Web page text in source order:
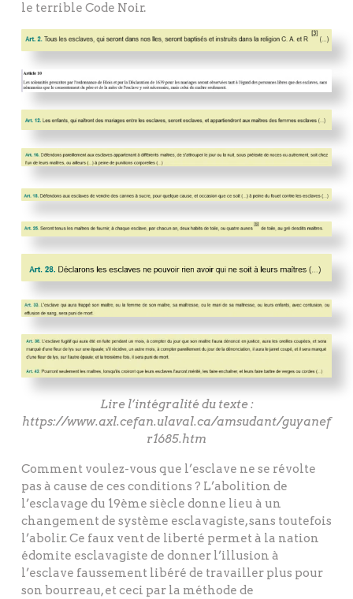
le terrible Code Noir.
Lire l’intégralité du texte :
https://www.axl.cefan.ulaval.ca/amsudant/guyanef
r1685.htm
Comment voulez-vous que l’esclave ne se révolte
pas à cause de ces conditions ? L’abolition de
l’esclavage du 19ème siècle donne lieu à un
changement de système esclavagiste, sans toutefois
l’abolir. Ce faux vent de liberté permet à la nation
édomite esclavagiste de donner l’illusion à
l’esclave faussement libéré de travailler plus pour
son bourreau, et ceci par la méthode de